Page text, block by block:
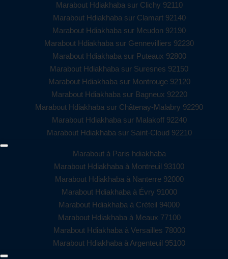
Marabout Hdiakhaba sur Clichy 92110
Marabout Hdiakhaba sur Clamart 92140
Marabout Hdiakhaba sur Meudon 92190
Marabout Hdiakhaba sur Gennevilliers 92230
Marabout Hdiakhaba sur Puteaux 92800
Marabout Hdiakhaba sur Suresnes 92150
Marabout Hdiakhaba sur Montrouge 92120
Marabout Hdiakhaba sur Bagneux 92220
Marabout Hdiakhaba sur Châtenay-Malabry 92290
Marabout Hdiakhaba sur Malakoff 92240
Marabout Hdiakhaba sur Saint-Cloud 92210
Marabout à Paris hdiakhaba
Marabout Hdiakhaba à Montreuil 93100
Marabout Hdiakhaba à Nanterre 92000
Marabout Hdiakhaba à Évry 91000
Marabout Hdiakhaba à Créteil 94000
Marabout Hdiakhaba à Meaux 77100
Marabout Hdiakhaba à Versailles 78000
Marabout Hdiakhaba à Argenteuil 95100